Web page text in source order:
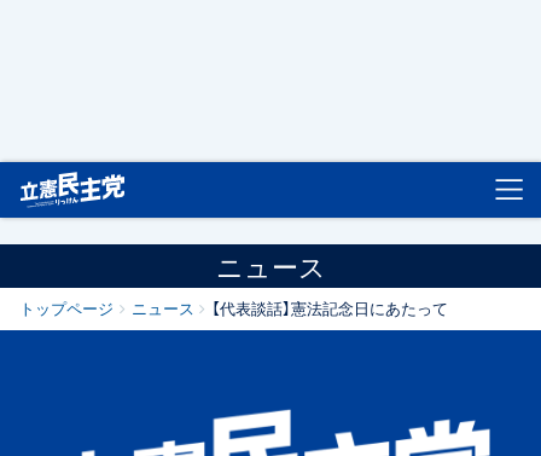
ニュース
トップページ ニュース 【代表談話】憲法記念日にあたって